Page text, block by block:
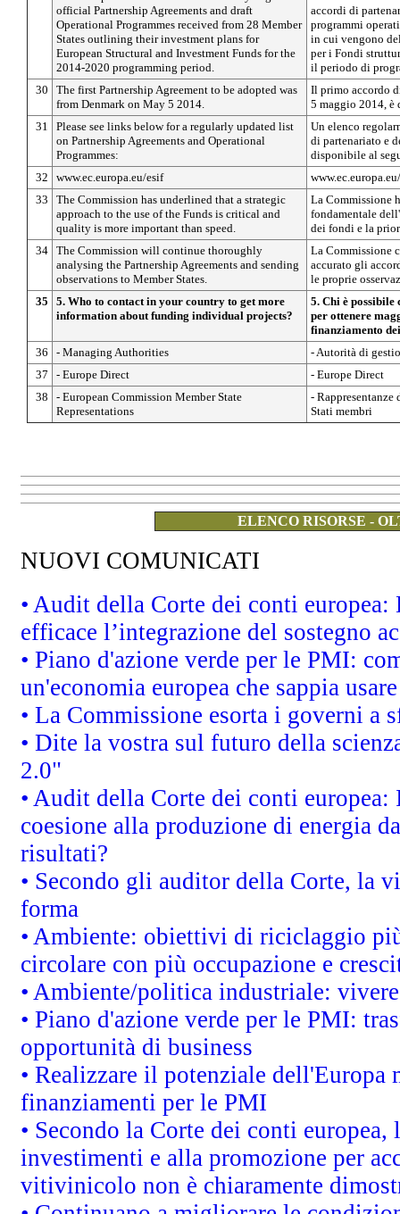
official Partnership Agreements and draft
Operational Programmes received from 28 Member
States outlining their investment plans for
European Structural and Investment Funds for the
2014-2020 programming period.
accordi di
programmi
in cui vengono
per i Fondi
il periodo di
30
The first Partnership Agreement to be adopted was
from Denmark on May 5 2014.
Il primo accordo
5 maggio 2014, è
31
Please see links below for a regularly updated list
on Partnership Agreements and Operational
Programmes:
Un elenco
di partenariato e
disponibile al
32
www.ec.europa.eu/esif
33
The Commission has underlined that a strategic
approach to the use of the Funds is critical and
quality is more important than speed.
La Commissione
fondamentale
dei fondi e la
34 The Commission will continue thoroughly
analysing the Partnership Agreements and sending
observations to Member States.
La Commissione
accurato gli
le proprie
35
5. Who to contact in your country to get more
information about funding individual projects?
5. Chi è
per ottenere
finanziamento
36
- Managing Authorities
- Autorità di
37
- Europe Direct
- Europe Direct
38
- European Commission Member State
Representations
-
Stati membri
ELENCO RISORSE -
NUOVI COMUNICATI
• Audit della Corte dei conti
efficace l’integrazione del sostegno
• Piano d'azione verde per le PMI:
un'economia europea che sappia
• La Commissione esorta i governi
• Dite la vostra sul futuro della
2.0"
• Audit della Corte dei conti
coesione alla produzione di energia
risultati?
• Secondo gli auditor della Corte, la
forma
• Ambiente: obiettivi di riciclaggio
circolare con più occupazione e
• Ambiente/politica industriale:
• Piano d'azione verde per le PMI:
opportunità di business
• Realizzare il potenziale
finanziamenti per le PMI
• Secondo la Corte dei conti
investimenti e alla promozione per
vitivinicolo non è chiaramente